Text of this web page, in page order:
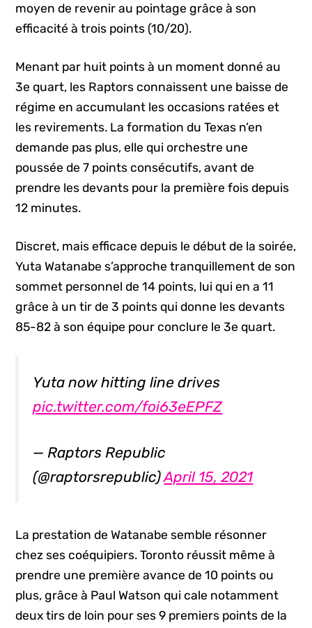
moyen de revenir au pointage grâce à son
efficacité à trois points (10/20).
Menant par huit points à un moment donné au
3e quart, les Raptors connaissent une baisse de
régime en accumulant les occasions ratées et
les revirements. La formation du Texas n’en
demande pas plus, elle qui orchestre une
poussée de 7 points consécutifs, avant de
prendre les devants pour la première fois depuis
12 minutes.
Discret, mais efficace depuis le début de la soirée,
Yuta Watanabe s’approche tranquillement de son
sommet personnel de 14 points, lui qui en a 11
grâce à un tir de 3 points qui donne les devants
85-82 à son équipe pour conclure le 3e quart.
Yuta now hitting line drives
pic.twitter.com/foi63eEPFZ
— Raptors Republic
(@raptorsrepublic)April 15, 2021
La prestation de Watanabe semble résonner
chez ses coéquipiers. Toronto réussit même à
prendre une première avance de 10 points ou
plus, grâce à Paul Watson qui cale notamment
deux tirs de loin pour ses 9 premiers points de la